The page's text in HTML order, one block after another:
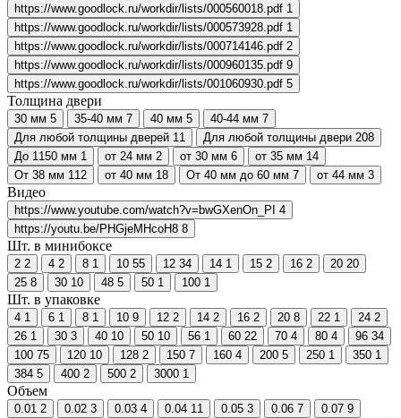
https://www.goodlock.ru/workdir/lists/000560018.pdf 1
https://www.goodlock.ru/workdir/lists/000573928.pdf 1
https://www.goodlock.ru/workdir/lists/000714146.pdf 2
https://www.goodlock.ru/workdir/lists/000960135.pdf 9
https://www.goodlock.ru/workdir/lists/001060930.pdf 5
Толщина двери
30 мм 5 35-40 мм 7 40 мм 5 40-44 мм 7
Для любой толщины дверей 11 Для любой толщины двери 208
До 1150 мм 1 от 24 мм 2 от 30 мм 6 от 35 мм 14
От 38 мм 112 от 40 мм 18 От 40 мм до 60 мм 7 от 44 мм 3
Видео
https://www.youtube.com/watch?v=bwGXenOn_PI 4
https://youtu.be/PHGjeMHcoH8 8
Шт. в минибоксе
2 2 4 2 8 1 10 55 12 34 14 1 15 2 16 2 20 20
25 8 30 10 48 5 50 1 100 1
Шт. в упаковке
4 1 6 1 8 1 10 9 12 2 14 2 16 2 20 8 22 1 24 2
26 1 30 3 40 10 50 10 56 1 60 22 70 4 80 4 96 34
100 75 120 10 128 2 150 7 160 4 200 5 250 1 350 1
384 5 400 2 500 2 3000 1
Объем
0.01 2 0.02 3 0.03 4 0.04 11 0.05 3 0.06 7 0.07 9